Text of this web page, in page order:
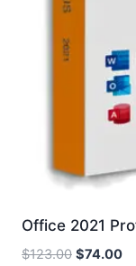
Office 2021
$123.00 El
$74.00El